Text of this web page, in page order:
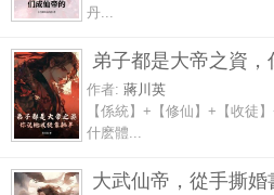
丹...
弟子都是大帝之資，
作者: 蔣川英
【係統】+【修仙】+【收徒
什麽體...
大武仙帝，從手撕婚